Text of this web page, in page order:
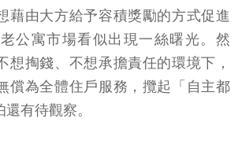
藉由大方給予容積獎勵的方式促進
老公寓市場看似出現一絲曙光。然
想掏錢、不想承擔責任的環境下，
償為全體住戶服務，攬起「自主都
有待觀察。